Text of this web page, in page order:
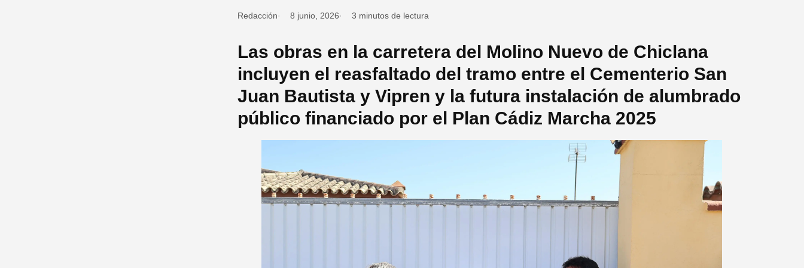
Redacción 8 junio, 2026 3 minutos de lectura
Las obras en la carretera del Molino Nuevo de Chiclana
incluyen el reasfaltado del tramo entre el Cementerio San
Juan Bautista y Vipren y la futura instalación de alumbrado
público financiado por el Plan Cádiz Marcha 2025